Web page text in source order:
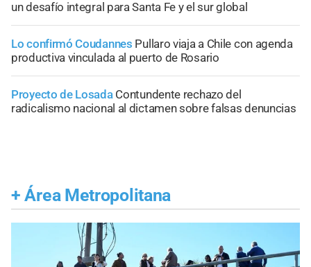
un desafío integral para Santa Fe y el sur global
Lo confirmó Coudannes Pullaro viaja a Chile con agenda
productiva vinculada al puerto de Rosario
Proyecto de Losada Contundente rechazo del
radicalismo nacional al dictamen sobre falsas denuncias
+ Área Metropolitana